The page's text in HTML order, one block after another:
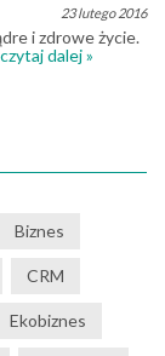
23 lutego 2016
i zdrowe życie.
czytaj dalej »
Biznes
CRM
Ekobiznes